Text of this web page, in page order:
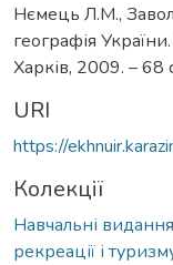
Нємець Л.М.,
географія
Харків, 2009. – 68
URI
https://
Колекції
Навчальні
рекреації і